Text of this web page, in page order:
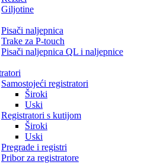
Giljotine
Pisači naljepnica
Trake za P-touch
Pisači naljepnica QL i naljepnice
Samostojeći registratori
Široki
Uski
Registratori s kutijom
Široki
Uski
Pregrade i registri
Pribor za registratore